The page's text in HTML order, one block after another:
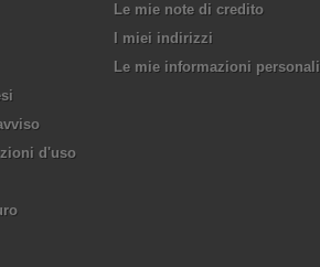
d'uso
Le mie note di credito
I miei indirizzi
Le mie informazioni personali